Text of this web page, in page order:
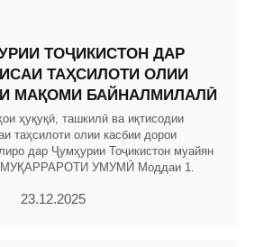
ТОҶИКИСТОН ДАР
ТАҲСИЛОТИ ОЛИИ
МАҚОМИ БАЙНАЛМИЛАЛӢ
ҳуқуқӣ, ташкилӣ ва иқтисодии
таҳсилоти олии касбии дорои
дар Ҷумҳурии Тоҷикистон муайян
МУҚАРРАРОТИ УМУМӢ Моддаи 1.
23.12.2025